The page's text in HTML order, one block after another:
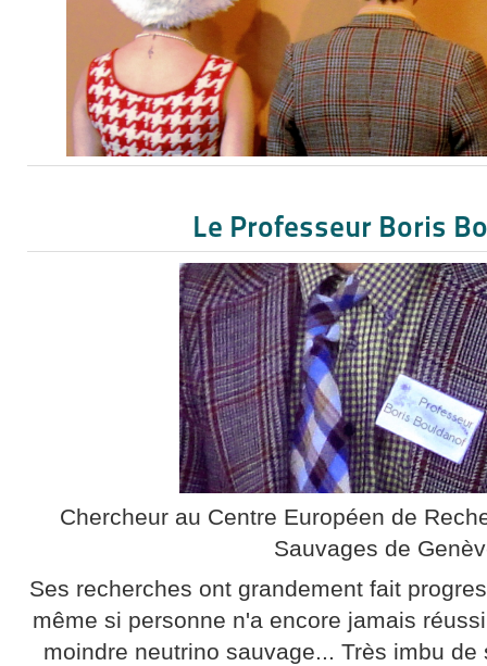
Le Professeur Boris
Chercheur au Centre Européen de
Sauvages de
Ses recherches ont grandement fait
même si personne n'a encore jamais
moindre neutrino sauvage... Très imbu